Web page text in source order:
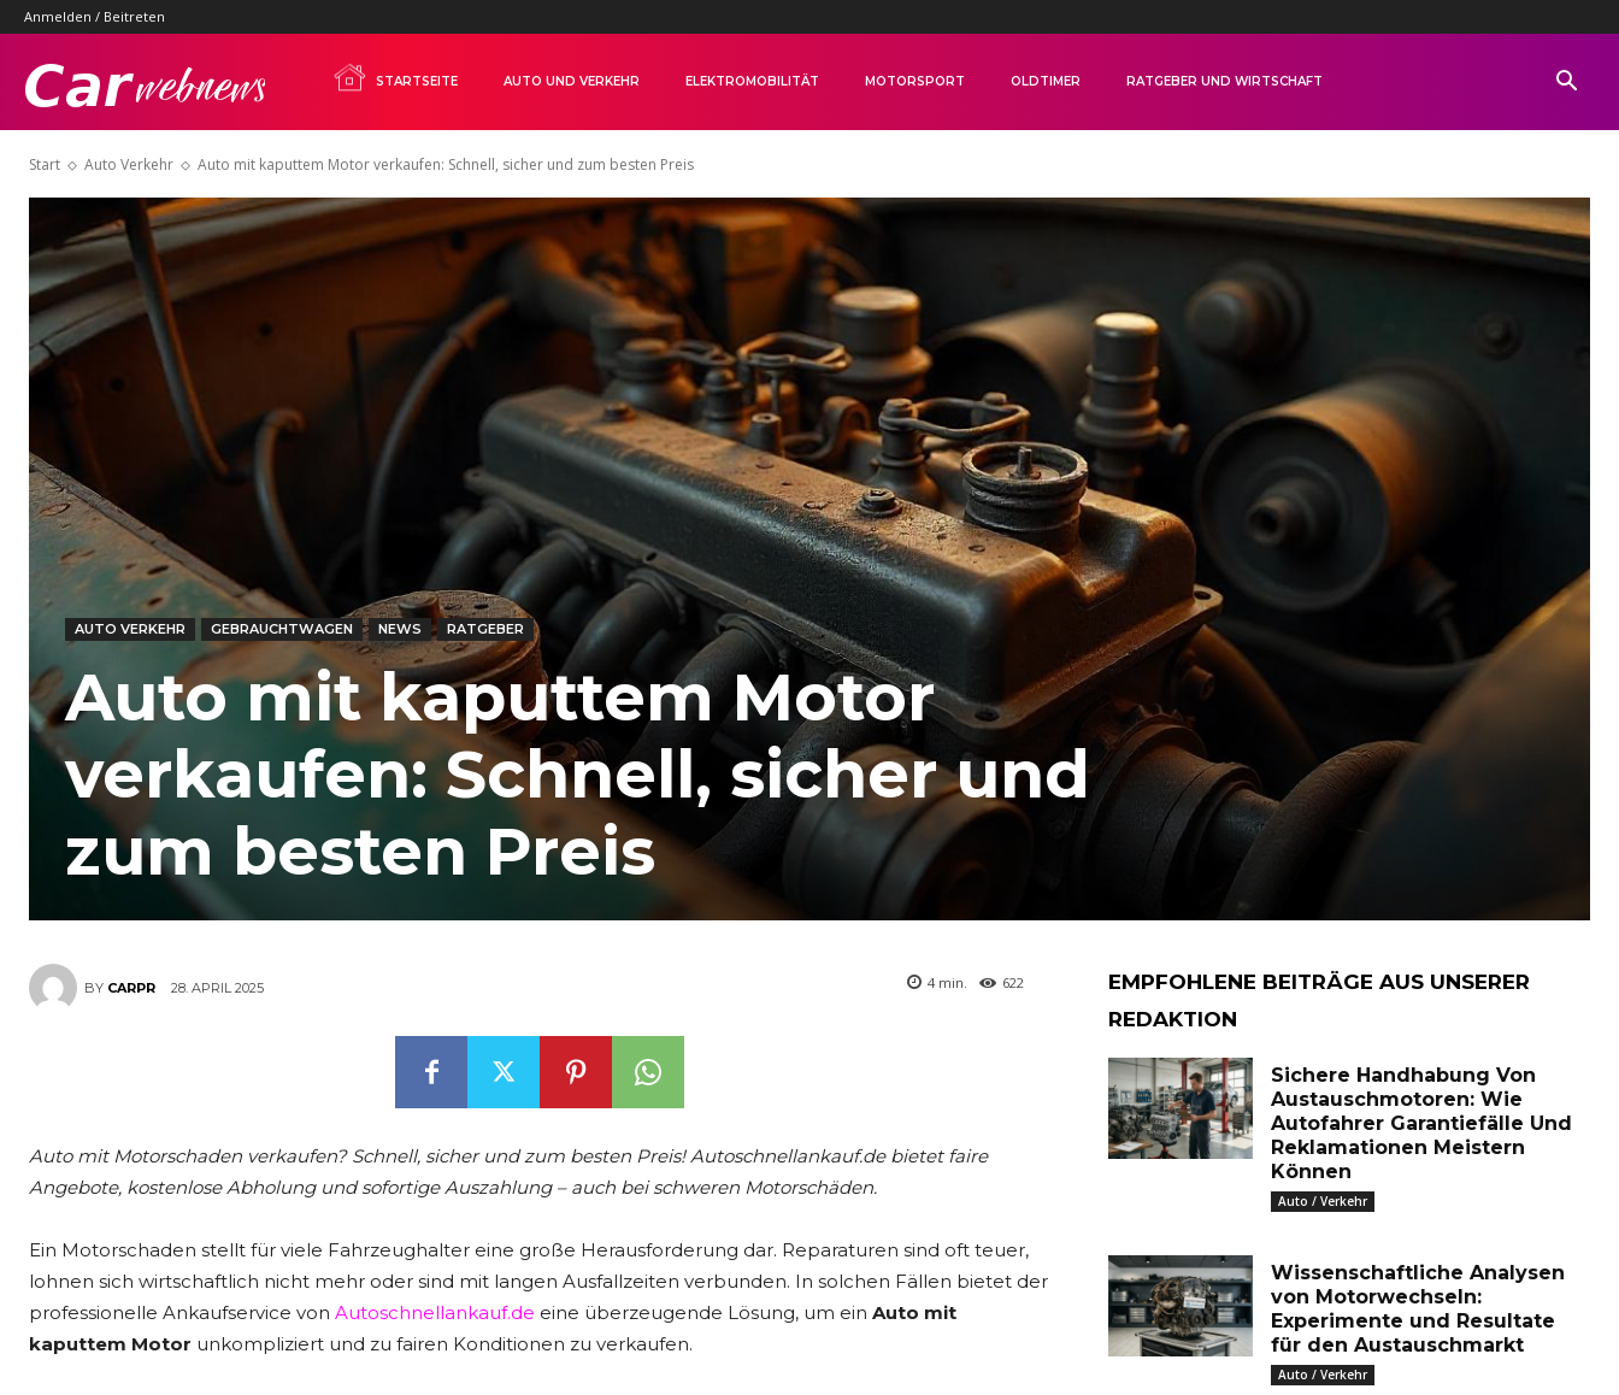
Anmelden / Beitreten
Carwebnews.comSTARTSEITE AUTO UND VERKEHR ELEKTROMOBILITÄT MOTORSPORT OLDTIMER RATGEBER UND WIRTSCHAFT
Start Auto Verkehr Auto mit kaputtem Motor verkaufen: Schnell, sicher und zum besten Preis
AUTO VERKEHR GEBRAUCHTWAGEN NEWS RATGEBER
Auto mit kaputtem Motor
verkaufen: Schnell, sicher und
zum besten Preis
BY CARPR 28. APRIL 2025 622
4 min.
Auto mit Motorschaden verkaufen? Schnell, sicher und zum besten Preis! Autoschnellankauf.de bietet faire
Angebote, kostenlose Abholung und sofortige Auszahlung – auch bei schweren Motorschäden.
Ein Motorschaden stellt für viele Fahrzeughalter eine große Herausforderung dar. Reparaturen sind oft teuer,
lohnen sich wirtschaftlich nicht mehr oder sind mit langen Ausfallzeiten verbunden. In solchen Fällen bietet der
professionelle Ankaufservice von Autoschnellankauf.de eine überzeugende Lösung, um ein Auto mit
kaputtem Motor unkompliziert und zu fairen Konditionen zu verkaufen.
EMPFOHLENE BEITRÄGE AUS UNSERER
REDAKTION
Sichere Handhabung Von
Austauschmotoren: Wie
Autofahrer Garantiefälle Und
Reklamationen Meistern
Können
Auto / Verkehr
Wissenschaftliche Analysen
von Motorwechseln:
Experimente und Resultate
für den Austauschmarkt
Auto / Verkehr